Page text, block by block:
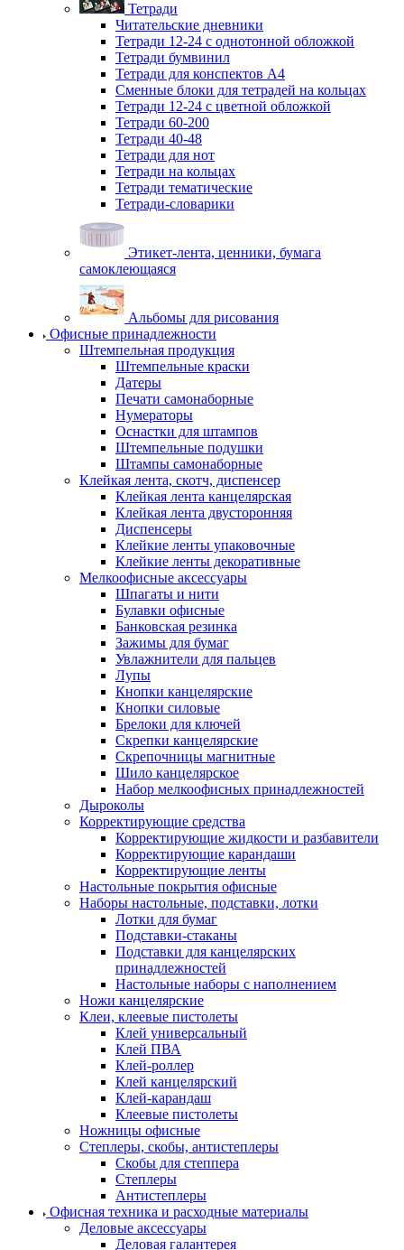
Тетради
Читательские дневники
Тетради 12-24 с однотонной обложкой
Тетради бумвинил
Тетради для конспектов А4
Сменные блоки для тетрадей на кольцах
Тетради 12-24 с цветной обложкой
Тетради 60-200
Тетради 40-48
Тетради для нот
Тетради на кольцах
Тетради тематические
Тетради-словарики
Этикет-лента, ценники, бумага
самоклеющаяся
Альбомы для рисования
Офисные принадлежности
Штемпельная продукция
Штемпельные краски
Датеры
Печати самонаборные
Нумераторы
Оснастки для штампов
Штемпельные подушки
Штампы самонаборные
Клейкая лента, скотч, диспенсер
Клейкая лента канцелярская
Клейкая лента двусторонняя
Диспенсеры
Клейкие ленты упаковочные
Клейкие ленты декоративные
Мелкоофисные аксессуары
Шпагаты и нити
Булавки офисные
Банковская резинка
Зажимы для бумаг
Увлажнители для пальцев
Лупы
Кнопки канцелярские
Кнопки силовые
Брелоки для ключей
Скрепки канцелярские
Скрепочницы магнитные
Шило канцелярское
Набор мелкоофисных принадлежностей
Дыроколы
Корректирующие средства
Корректирующие жидкости и разбавители
Корректирующие карандаши
Корректирующие ленты
Настольные покрытия офисные
Наборы настольные, подставки, лотки
Лотки для бумаг
Подставки-стаканы
Подставки для канцелярских
принадлежностей
Настольные наборы с наполнением
Ножи канцелярские
Клеи, клеевые пистолеты
Клей универсальный
Клей ПВА
Клей-роллер
Клей канцелярский
Клей-карандаш
Клеевые пистолеты
Ножницы офисные
Степлеры, скобы, антистеплеры
Скобы для степпера
Степлеры
Антистеплеры
Офисная техника и расходные материалы
Деловые аксессуары
Деловая галантерея